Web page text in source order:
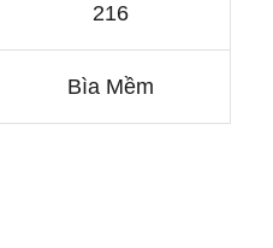
216
Bìa Mềm